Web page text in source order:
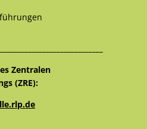
Zentralen
(ZRE):